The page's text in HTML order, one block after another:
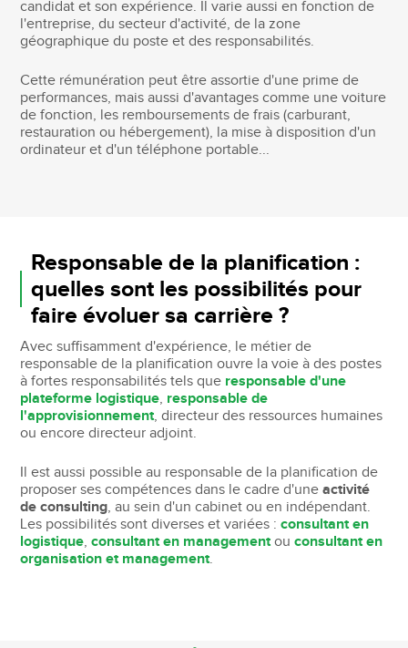
candidat et son expérience. Il varie aussi en fonction de
l'entreprise, du secteur d'activité, de la zone
géographique du poste et des responsabilités.
Cette rémunération peut être assortie d'une prime de
performances, mais aussi d'avantages comme une voiture
de fonction, les remboursements de frais (carburant,
restauration ou hébergement), la mise à disposition d'un
ordinateur et d'un téléphone portable...
Responsable de la planification :
quelles sont les possibilités pour
faire évoluer sa carrière ?
Avec suffisamment d'expérience, le métier de
responsable de la planification ouvre la voie à des postes
à fortes responsabilités tels que responsable d'une
plateforme logistique, responsable de
l'approvisionnement, directeur des ressources humaines
ou encore directeur adjoint.
Il est aussi possible au responsable de la planification de
proposer ses compétences dans le cadre d'uneactivité
de consulting, au sein d'un cabinet ou en indépendant.
Les possibilités sont diverses et variées :consultant en
logistique,consultant en managementouconsultant en
organisation et management.